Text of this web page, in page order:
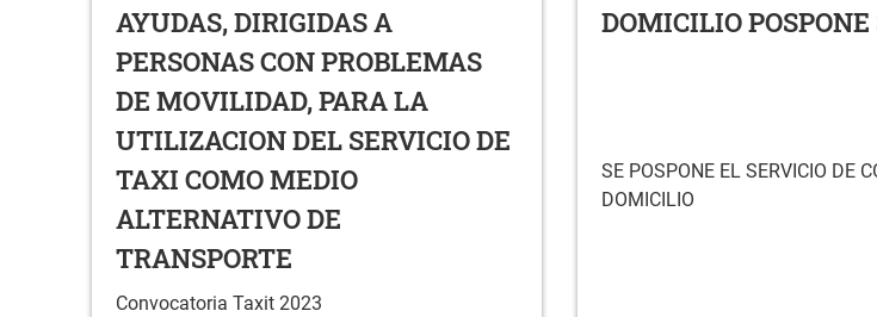
AYUDAS, DIRIGIDAS A
PERSONAS CON PROBLEMAS
DE MOVILIDAD, PARA LA
UTILIZACION DEL SERVICIO DE
TAXI COMO MEDIO
ALTERNATIVO DE
TRANSPORTE
Convocatoria Taxit 2023
DOMICILIO
SE POSPONE EL SERVICIO DE
DOMICILIO